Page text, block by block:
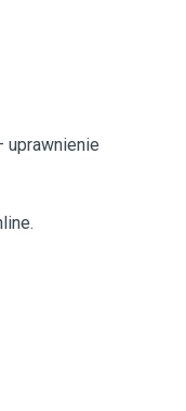
uprawnienie